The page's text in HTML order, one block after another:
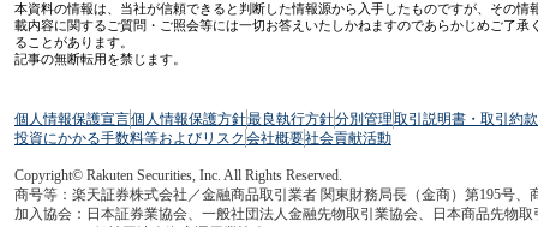
本資料の情報は、当社が信頼できると判断した情報源から入手したものですが、その
載内容に関するご質問・ご照会等には一切お答えいたしかねますのであらかじめご了
ることがあります。
記事の無断転用を禁じます。
個人情報保護宣言個人情報保護方針最良執行方針分別管理取引説明書・取引約
投資にかかる手数料等およびリスク 会社概要社会貢献活動
Copyright© Rakuten Securities, Inc. All Rights Reserved.
商号等：楽天証券株式会社／金融商品取引業者 関東財務局長（金商）第195号、
加入協会：日本証券業協会、一般社団法人金融先物取引業協会、日本商品先物